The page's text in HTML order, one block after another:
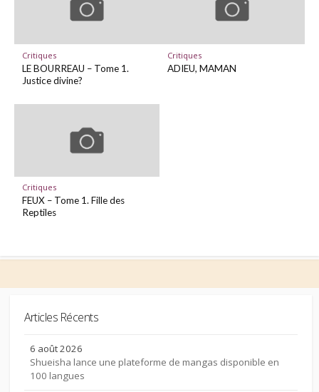
Critiques
LE BOURREAU – Tome 1.
Justice divine?
Critiques
ADIEU, MAMAN
Critiques
FEUX – Tome 1. Fille des
Reptiles
Articles Récents
6 août 2026
Shueisha lance une plateforme de mangas disponible en
100 langues